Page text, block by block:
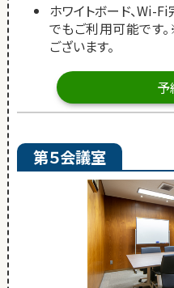
ホワイトボード、Wi-
でもご利用可能です
ございます。
予
第５会議室